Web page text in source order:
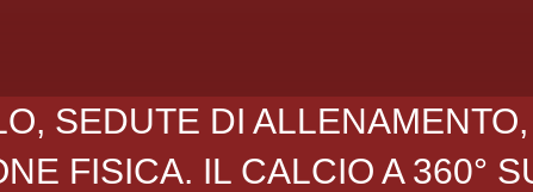
SEDUTE DI
FISICA. IL CALCIO A 360°